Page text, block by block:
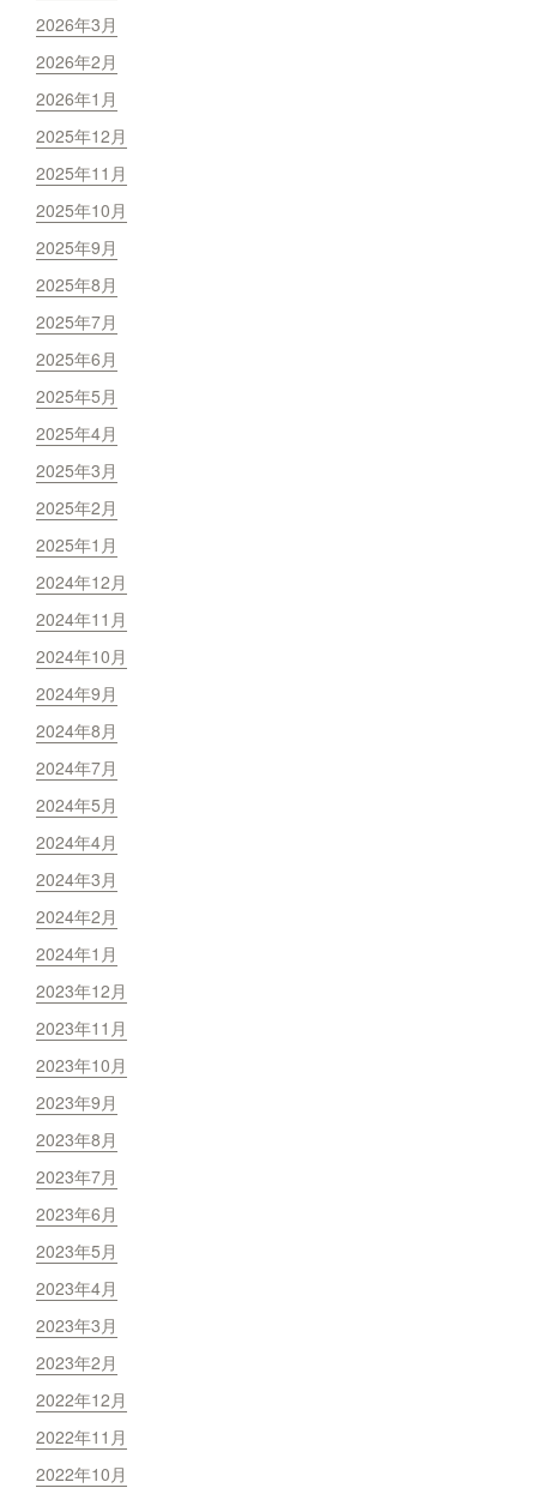
2026年3月
2026年2月
2026年1月
2025年12月
2025年11月
2025年10月
2025年9月
2025年8月
2025年7月
2025年6月
2025年5月
2025年4月
2025年3月
2025年2月
2025年1月
2024年12月
2024年11月
2024年10月
2024年9月
2024年8月
2024年7月
2024年5月
2024年4月
2024年3月
2024年2月
2024年1月
2023年12月
2023年11月
2023年10月
2023年9月
2023年8月
2023年7月
2023年6月
2023年5月
2023年4月
2023年3月
2023年2月
2022年12月
2022年11月
2022年10月